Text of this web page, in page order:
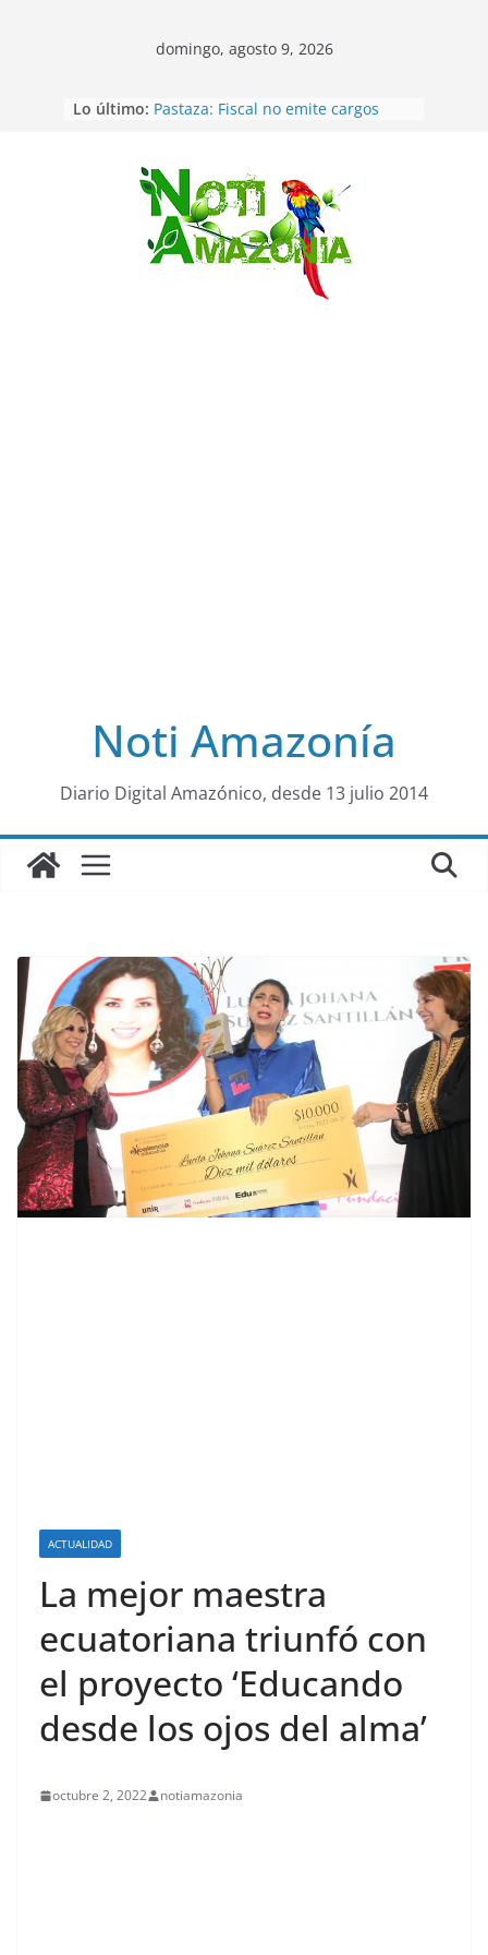
Saltar
al
domingo, agosto 9, 2026
Lo último: Pastaza: Fiscal no emite cargos
con una menor de10 años en
frontera sur
Napo: presunto sicariato en cantón
Archidona
Ecuador: dos jóvenes de 22 años
desaparecidos fueron encontrados
muertos en Puerto lopez
Noti Amazonía
Diario Digital Amazónico, desde 13 julio 2014
ACTUALIDAD
La mejor maestra
ecuatoriana triunfó con
el proyecto ‘Educando
desde los ojos del alma’
octubre 2, 2022 notiamazonia